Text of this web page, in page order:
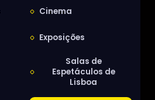
Cinema
Exposições
Salas de
Espetáculos de
Lisboa